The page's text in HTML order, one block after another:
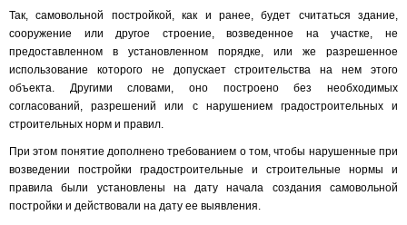
Так, самовольной постройкой, как и ранее, будет считаться здание,
сооружение или другое строение, возведенное на участке, не
предоставленном в установленном порядке, или же разрешенное
использование которого не допускает строительства на нем этого
объекта. Другими словами, оно построено без необходимых
согласований, разрешений или с нарушением градостроительных и
строительных норм и правил.
При этом понятие дополнено требованием о том, чтобы нарушенные при
возведении постройки градостроительные и строительные нормы и
правила были установлены на дату начала создания самовольной
постройки и действовали на дату ее выявления.